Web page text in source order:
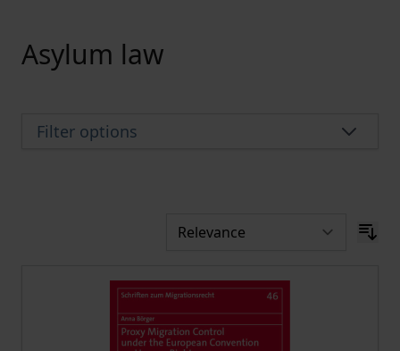
Asylum law
Filter options